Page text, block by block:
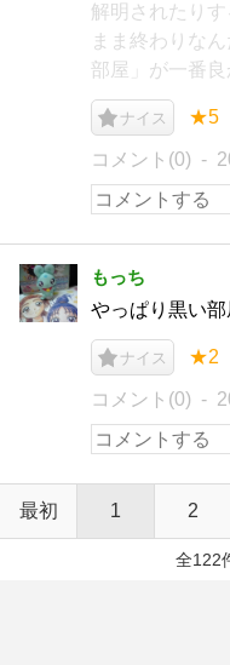
解明されたり
まま終わりな
部屋」が一番良
ナイス ★5
コメント(0)
もっち
やっぱり黒い
ナイス ★2
コメント(0)
最初 1 2
全122